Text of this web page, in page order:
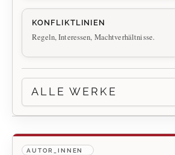
KONFLIKTLINIEN
Regeln, Interessen, Machtverhältnisse.
ALLE WERKE
AUTOR_INNEN